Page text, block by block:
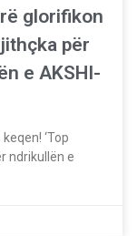
glorifikon
për
e AKSHI-
‘Top
ndrikullën e